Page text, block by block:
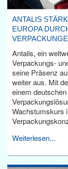
ANTALIS
EUROPA
Antalis, ein
Verpackungs-
seine Präsenz
weiter aus. Mit
einem
Wachstumskurs
Weiterlesen...